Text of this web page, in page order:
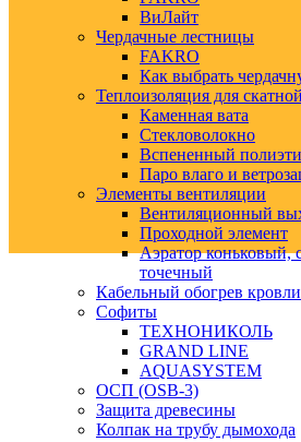
ВиЛайт
Чердачные лестницы
FAKRO
Как выбрать
Теплоизоляция для
Каменная вата
Стекловолокно
Вспененный
Паро влаго и
Элементы вентиляции
Вентиляционный
Проходной элемент
Аэратор коньковый,
точечный
Кабельный обогрев кровли
Софиты
ТЕХНОНИКОЛЬ
GRAND LINE
AQUASYSTEM
ОСП (OSB-3)
Защита древесины
Колпак на трубу дымохода